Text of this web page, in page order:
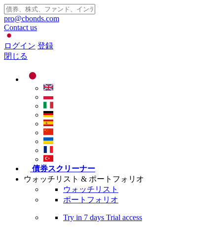
pro@cbonds.com
Contact us
ログイン 登録
閉じる
債券スクリーナー
ウォッチリスト & ポートフォリオ
ウォッチリスト
ポートフォリオ
Try in 7 days Trial access